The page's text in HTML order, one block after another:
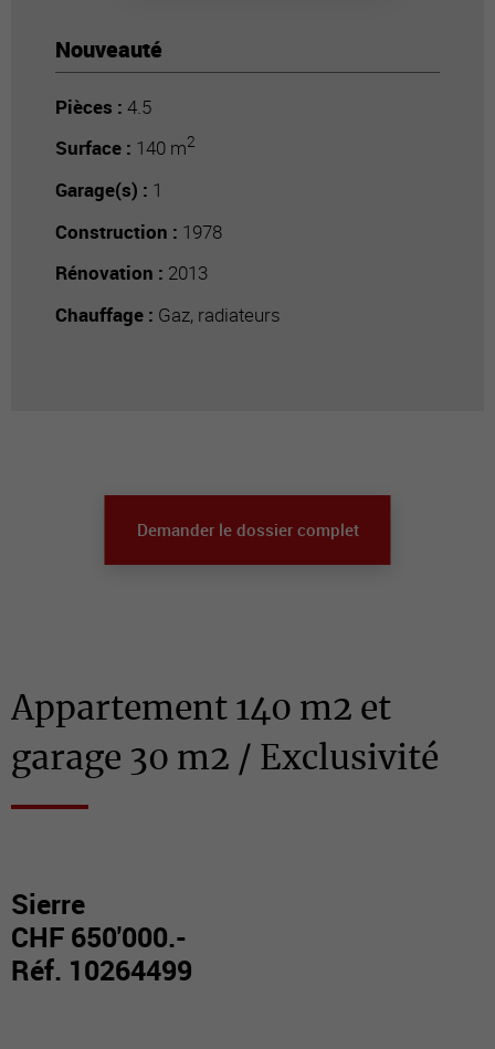
Nouveauté
Pièces : 4.5
Surface : 140 m2
Garage(s) : 1
Construction : 1978
Rénovation : 2013
Chauffage : Gaz, radiateurs
Appartement 140 m2 et
garage 30 m2 / Exclusivité
Sierre
CHF 650'000.-
Réf. 10264499
Demander le dossier complet